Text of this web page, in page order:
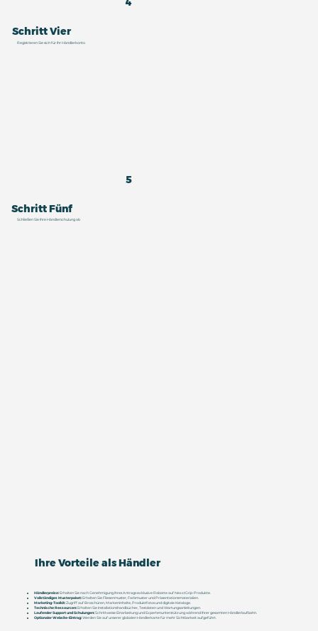
Schritt Vier
Registrieren Sie sich für Ihr Händlerkonto
5
Schritt Fünf
Schließen Sie Ihre Händlerschulung ab
Ihre Vorteile als Händler
Händlerpreise:Erhalten Sie nach Genehmigung Ihres Antrags exklusive Rabatte auf NexxtGrip-Produkte.
Vollständiges Musterpaket:Erhalten Sie Fliesenmuster, Farbmuster und Präsentationsmaterialien.
Marketing-Toolkit:Zugriff auf Broschüren, Markeninhalte, Produktfotos und digitale Kataloge.
Technische Ressourcen:Erhalten Sie Installationshandbücher, Testdaten und Wartungsanleitungen.
Laufender Support und Schulungen:Schrittweise Einarbeitung und Expertenunterstützung während Ihrer gesamten Händlerlaufbahn.
Optionaler Website-Eintrag:Werden Sie auf unserer globalen Händlerkarte für mehr Sichtbarkeit aufgeführt.